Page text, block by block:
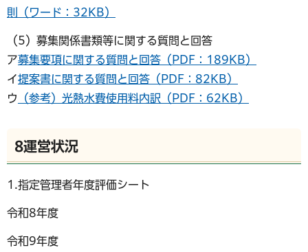
則（ワード：32KB）
（5）募集関係書類等に関する質問と回答
ア募集要項に関する質問と回答（PDF：189KB）
イ提案書に関する質問と回答（PDF：82KB）
ウ
（参考）光熱水費使用料内訳（PDF：62KB）
8運営状況
1.指定管理者年度評価シート
令和8年度
令和9年度